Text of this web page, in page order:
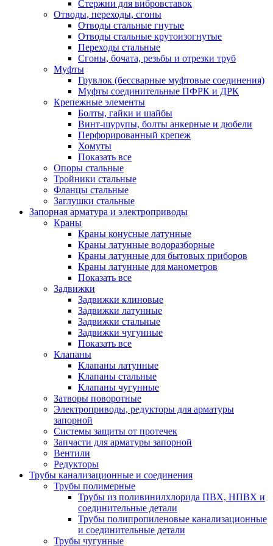
Стержни для вибровставок
Отводы, переходы, сгоны
Отводы стальные гнутые
Отводы стальные крутоизогнутые
Переходы стальные
Сгоны, бочата, резьбы и отрезки труб
Муфты
Грувлок (бессварные муфтовые соединения)
Муфты соединительные ПФРК и ДРК
Крепежные элементы
Болты, гайки и шайбы
Винт-шурупы, болты анкерные и дюбели
Перфорированный крепеж
Хомуты
Показать все
Опоры стальные
Тройники стальные
Фланцы стальные
Заглушки стальные
Запорная арматура и электроприводы
Краны
Краны конусные латунные
Краны латунные водоразборные
Краны латунные для бытовых приборов
Краны латунные для манометров
Показать все
Задвижки
Задвижки клиновые
Задвижки латунные
Задвижки стальные
Задвижки чугунные
Показать все
Клапаны
Клапаны латунные
Клапаны стальные
Клапаны чугунные
Затворы поворотные
Электроприводы, редукторы для арматуры
запорной
Системы защиты от протечек
Запчасти для арматуры запорной
Вентили
Редукторы
Трубы канализационные и соединения
Трубы полимерные
Трубы из поливинилхлорида ПВХ, НПВХ и
соединительные детали
Трубы полипропиленовые канализационные
и соединительные детали
Трубы чугунные